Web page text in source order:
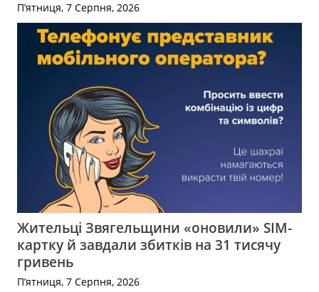
П’ятниця, 7 Серпня, 2026
Жительці Звягельщини «оновили» SIM-
картку й завдали збитків на 31 тисячу
гривень
П’ятниця, 7 Серпня, 2026